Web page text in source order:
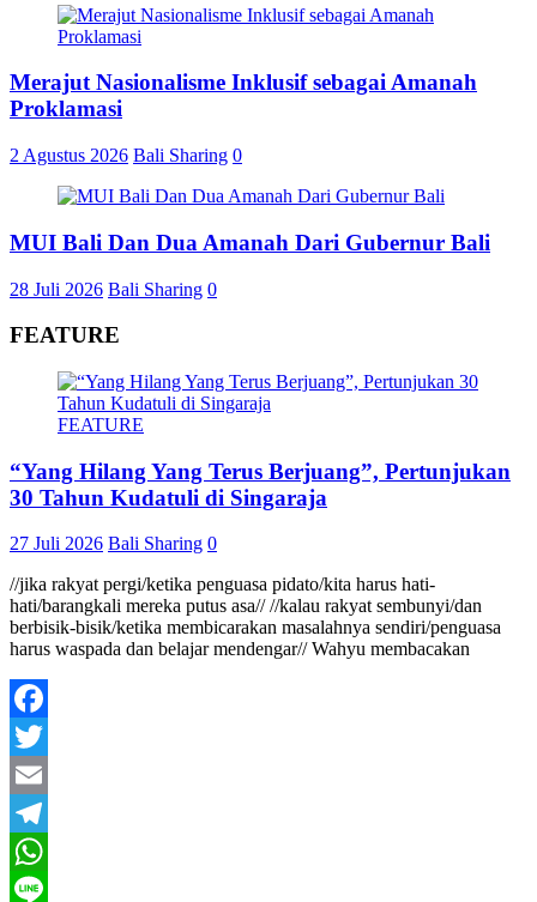
Merajut Nasionalisme Inklusif sebagai Amanah
Proklamasi
2 Agustus 2026 Bali Sharing 0
MUI Bali Dan Dua Amanah Dari Gubernur Bali
28 Juli 2026 Bali Sharing 0
FEATURE
FEATURE
“Yang Hilang Yang Terus Berjuang”, Pertunjukan
30 Tahun Kudatuli di Singaraja
27 Juli 2026 Bali Sharing 0
//jika rakyat pergi/ketika penguasa pidato/kita harus hati-
hati/barangkali mereka putus asa// //kalau rakyat sembunyi/dan
berbisik-bisik/ketika membicarakan masalahnya sendiri/penguasa
harus waspada dan belajar mendengar// Wahyu membacakan
Facebook
Twitter
Email
Telegram
WhatsApp